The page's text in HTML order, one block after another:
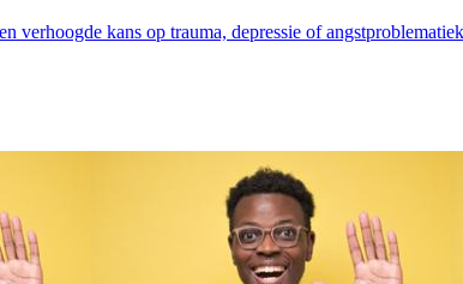
verhoogde kans op trauma, depressie of